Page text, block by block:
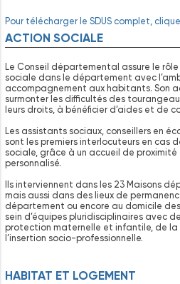
Pour télécharger le SDUS complet,
ACTION SOCIALE
Le Conseil départemental assure le
sociale dans le département avec
accompagnement aux habitants. Son
surmonter les difficultés des
leurs droits, à bénéficier d’aides et de
Les assistants sociaux, conseillers en
sont les premiers interlocuteurs en cas
sociale, grâce à un accueil de
personnalisé.
Ils interviennent dans les 23 Maisons
mais aussi dans des lieux de
département ou encore au domicile
sein d’équipes pluridisciplinaires avec
protection maternelle et infantile, de
l’insertion socio-professionnelle.
HABITAT ET LOGEMENT